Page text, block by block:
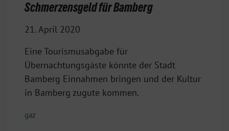
Schmerzensgeld für Bamberg
21. April 2020
Eine Tourismusabgabe für
Übernachtungsgäste könnte der Stadt
Bamberg Einnahmen bringen und der Kultur
in Bamberg zugute kommen.
gaz